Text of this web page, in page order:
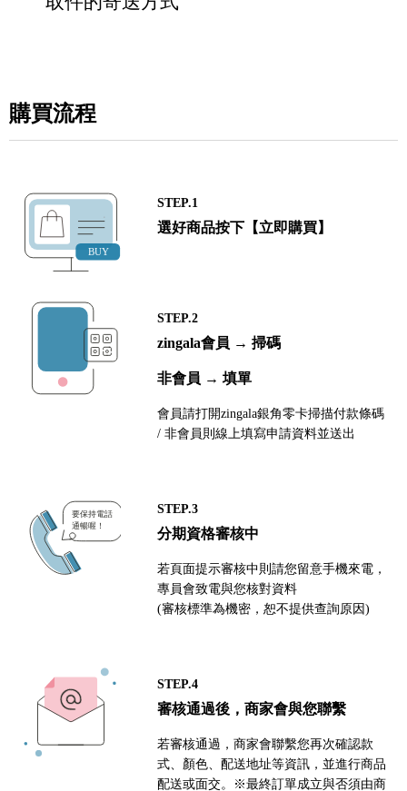
購買流程
STEP.1
選好商品按下【立即購買】
STEP.2
zingala會員 → 掃碼
非會員 → 填單
會員請打開zingala銀角零卡掃描付款條碼
/ 非會員則線上填寫申請資料並送出
STEP.3
分期資格審核中
若頁面提示審核中則請您留意手機來電，
專員會致電與您核對資料
(審核標準為機密，恕不提供查詢原因)
STEP.4
審核通過後，商家會與您聯繫
若審核通過，商家會聯繫您再次確認款
式、顏色、配送地址等資訊，並進行商品
配送或面交。※最終訂單成立與否須由商